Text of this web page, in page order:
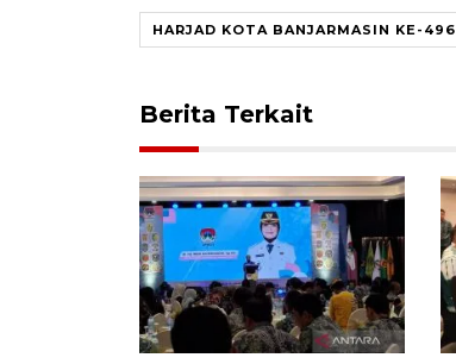
HARJAD KOTA BANJARMASIN KE-496
Berita Terkait